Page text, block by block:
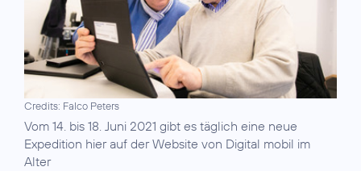
Credits: Falco Peters
Vom 14. bis 18. Juni 2021 gibt es täglich eine neue
Expedition hier auf derWebsite von Digital mobil im
Alter